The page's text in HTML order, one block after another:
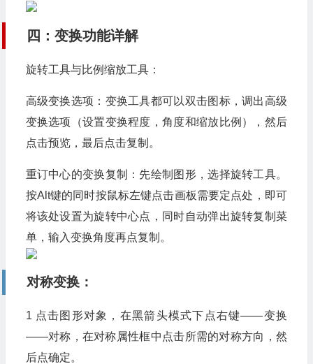
四：变换功能详解
旋转工具与比例缩放工具：
高级变换选项：变换工具都可以双击图标，调出高级
变换选项（设置变换程度，角度和缩放比例），然后
点击预览，最后点击复制。
重订中心的变换复制：先绘制图形，选择旋转工具。
按Alt键的同时按鼠标左键点击画板需要定点处，即可
将该处设置为旋转中心点，同时自动弹出旋转复制菜
单，输入变换角度再点复制。
对称变换：
1 点击图形对象，在黑箭头模式下点右键——变换
——对称，在对称属性框中点击所需的对称方向，然
后点确定。